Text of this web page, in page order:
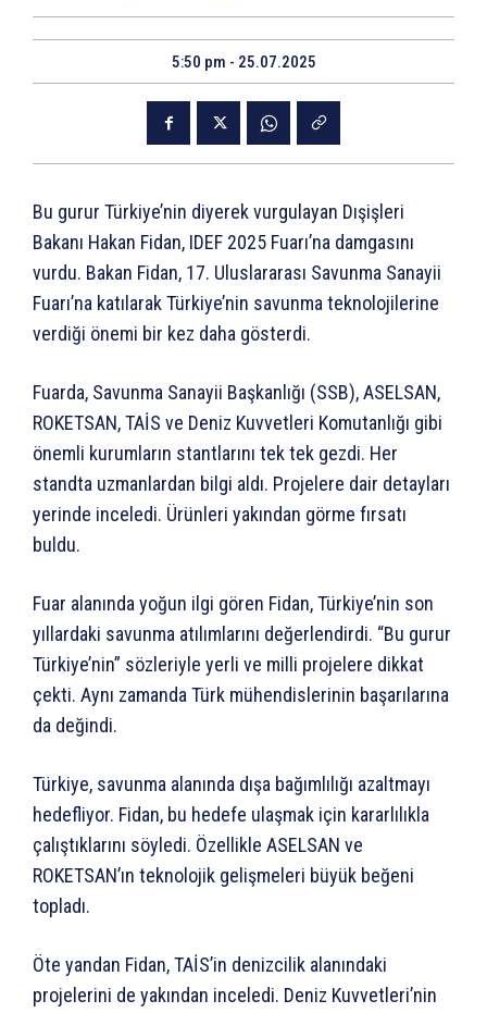
5:50 pm - 25.07.2025
Bu gurur Türkiye’nin diyerek vurgulayan Dışişleri
Bakanı Hakan Fidan, IDEF 2025 Fuarı’na damgasını
vurdu. Bakan Fidan, 17. Uluslararası Savunma Sanayii
Fuarı’na katılarak Türkiye’nin savunma teknolojilerine
verdiği önemi bir kez daha gösterdi.
Fuarda, Savunma Sanayii Başkanlığı (SSB), ASELSAN,
ROKETSAN, TAİS ve Deniz Kuvvetleri Komutanlığı gibi
önemli kurumların stantlarını tek tek gezdi. Her
standta uzmanlardan bilgi aldı. Projelere dair detayları
yerinde inceledi. Ürünleri yakından görme fırsatı
buldu.
Fuar alanında yoğun ilgi gören Fidan, Türkiye’nin son
yıllardaki savunma atılımlarını değerlendirdi. “Bu gurur
Türkiye’nin” sözleriyle yerli ve milli projelere dikkat
çekti. Aynı zamanda Türk mühendislerinin başarılarına
da değindi.
Türkiye, savunma alanında dışa bağımlılığı azaltmayı
hedefliyor. Fidan, bu hedefe ulaşmak için kararlılıkla
çalıştıklarını söyledi. Özellikle ASELSAN ve
ROKETSAN’ın teknolojik gelişmeleri büyük beğeni
topladı.
Öte yandan Fidan, TAİS’in denizcilik alanındaki
projelerini de yakından inceledi. Deniz Kuvvetleri’nin